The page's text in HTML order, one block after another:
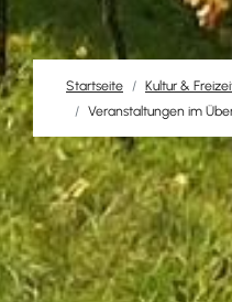
Startseite Kultur &
Veranstaltungen im